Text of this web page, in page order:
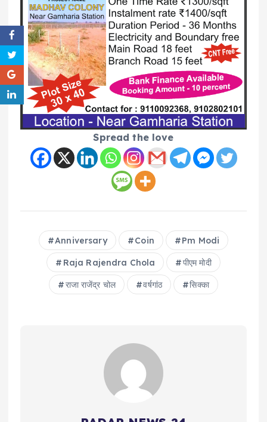
Spread the love
Anniversary Coin Pm Modi
Raja Rajendra Chola पीएम मोदी
राजा राजेंद्र चोल वर्षगांठ सिक्का